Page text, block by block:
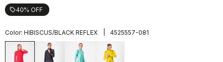
local_offer40% OFF
Color: HIBISCUS/BLACK REFLEX 4525557-081